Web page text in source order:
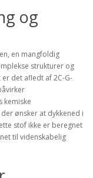
og
en mangfoldig
strukturer og
det afledt af 2C-G-
kemiske
ønsker at dykkened i
stof ikke er beregnet
til videnskabelig